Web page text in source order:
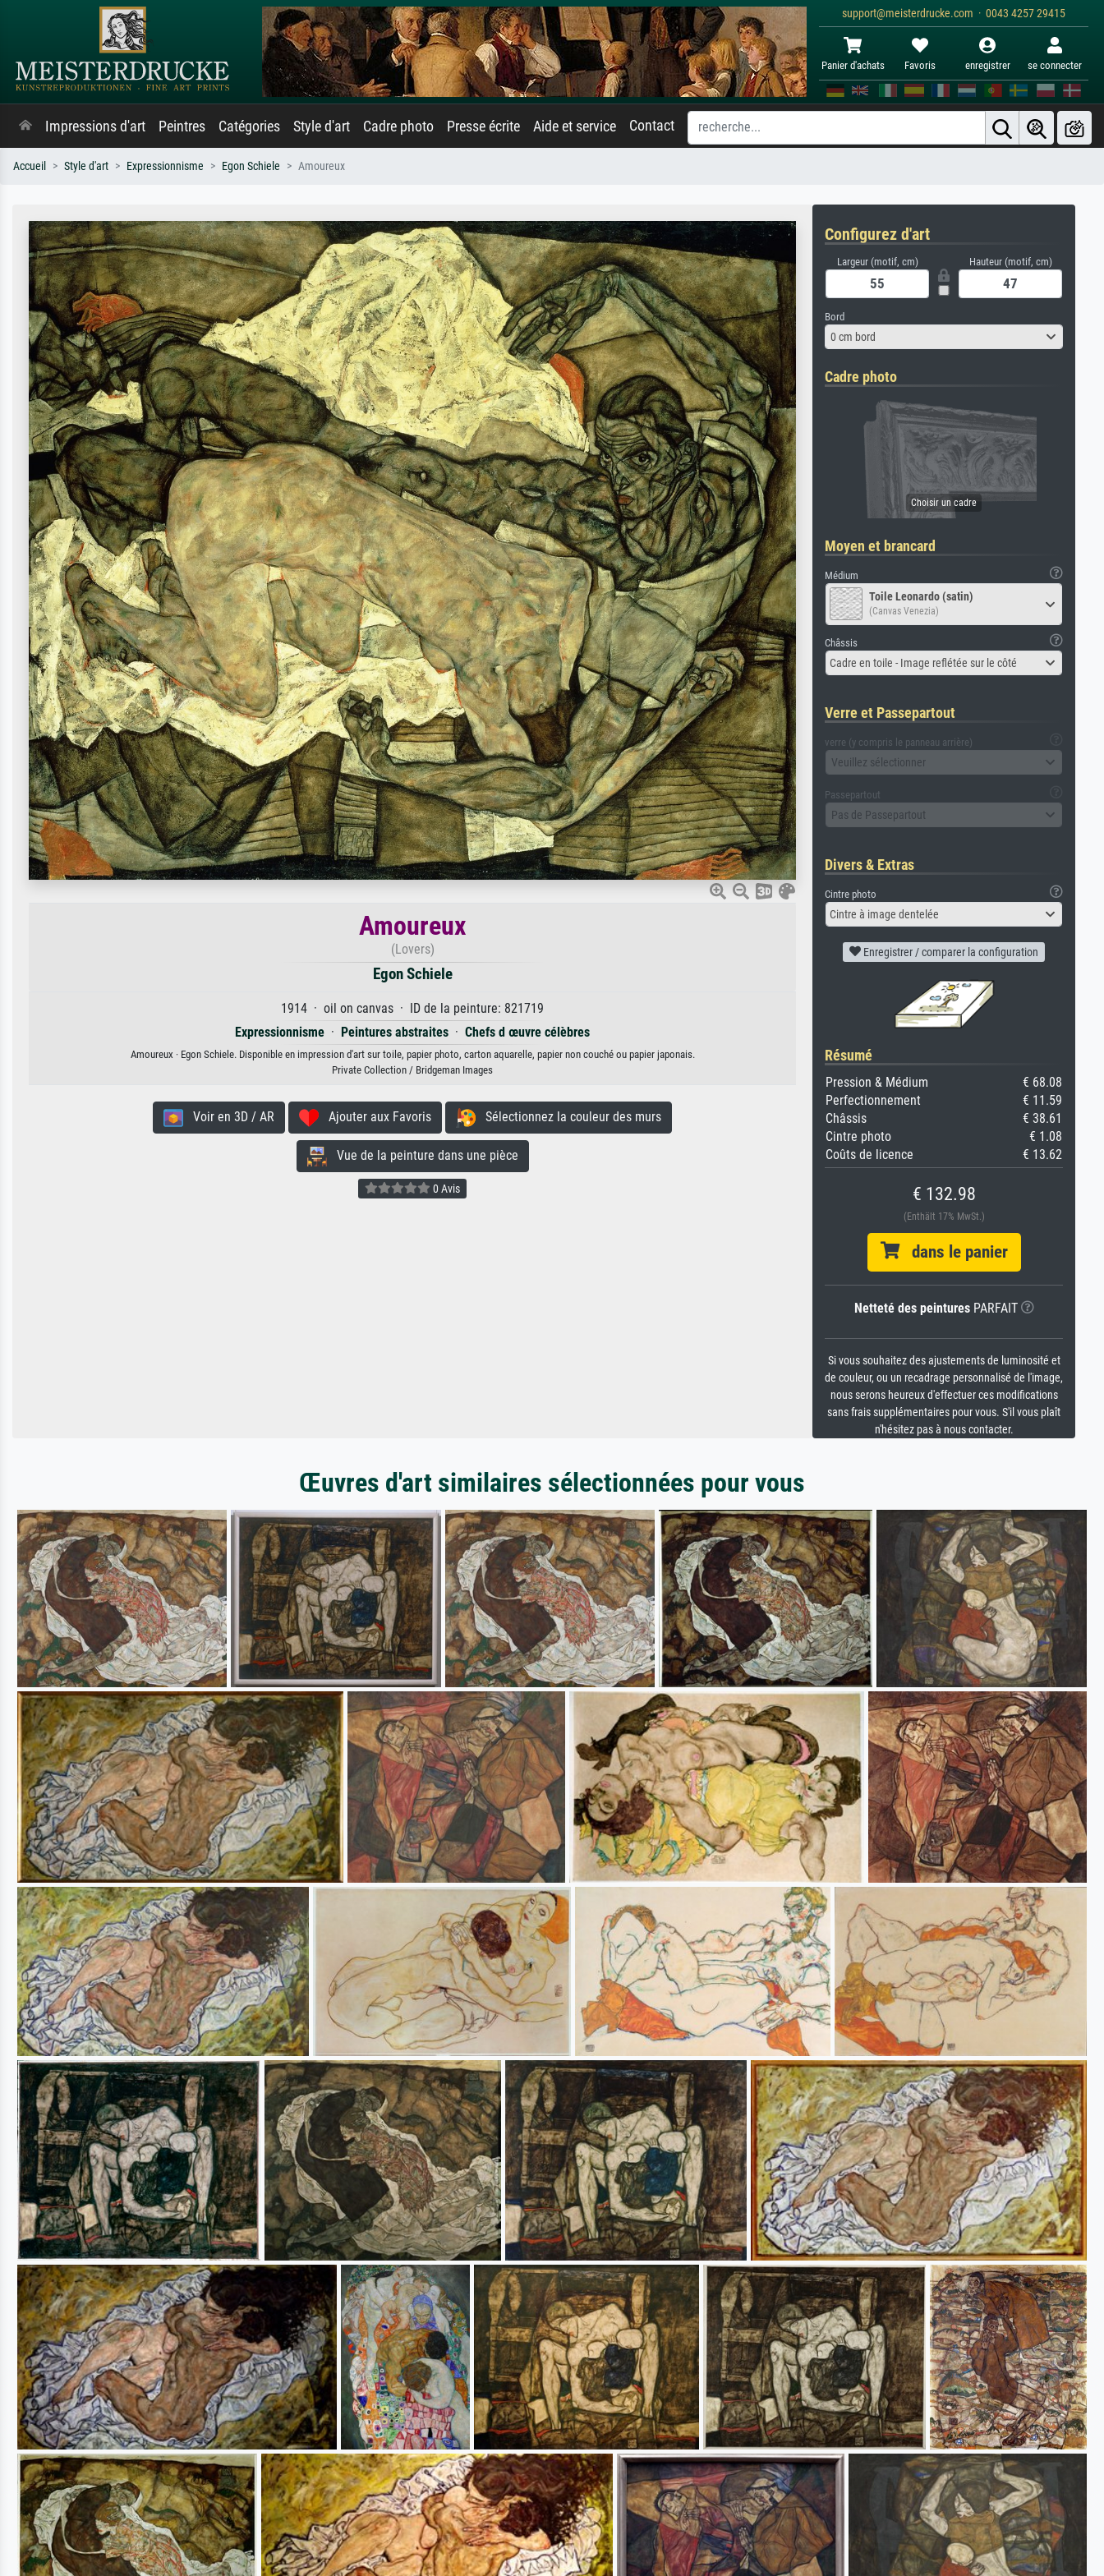
support@meisterdrucke.com · 0043 4257 29415
Panier d'achats Favoris enregistrer se connecter
Impressions d'art Peintres Catégories Style d'art Cadre photo Presse écrite Aide et service Contact
Accueil Style d'art Expressionnisme Egon Schiele Amoureux
Amoureux
(Lovers)
Egon Schiele
1914 · oil on canvas · ID de la peinture: 821719
Expressionnisme · Peintures abstraites · Chefs d œuvre célèbres
Amoureux · Egon Schiele. Disponible en impression d'art sur toile, papier photo, carton aquarelle, papier non couché ou papier japonais.
Private Collection / Bridgeman Images
Voir en 3D / AR Ajouter aux Favoris Sélectionnez la couleur des murs
Vue de la peinture dans une pièce
0 Avis
Configurez d'art
Largeur (motif, cm) Hauteur (motif, cm)
Bord
0 cm bord
Cadre photo
Moyen et brancard
Médium
Toile Leonardo (satin)
(Canvas Venezia)
Châssis
Cadre en toile - Image reflétée sur le côté
Verre et Passepartout
verre (y compris le panneau arrière)
Veuillez sélectionner
Passepartout
Pas de Passepartout
Divers & Extras
Cintre photo
Cintre à image dentelée
Enregistrer / comparer la configuration
Résumé
Pression & Médium
€ 68.08
Perfectionnement
€ 11.59
Châssis
€ 38.61
Cintre photo
€ 1.08
Coûts de licence
€ 13.62
€ 132.98
(Enthält 17% MwSt.)
dans le panier
Netteté des peinturesPARFAIT
Si vous souhaitez des ajustements de luminosité et
de couleur, ou un recadrage personnalisé de l'image,
nous serons heureux d'effectuer ces modifications
sans frais supplémentaires pour vous. S'il vous plaît
n'hésitez pas à nous contacter.
Œuvres d'art similaires sélectionnées pour vous